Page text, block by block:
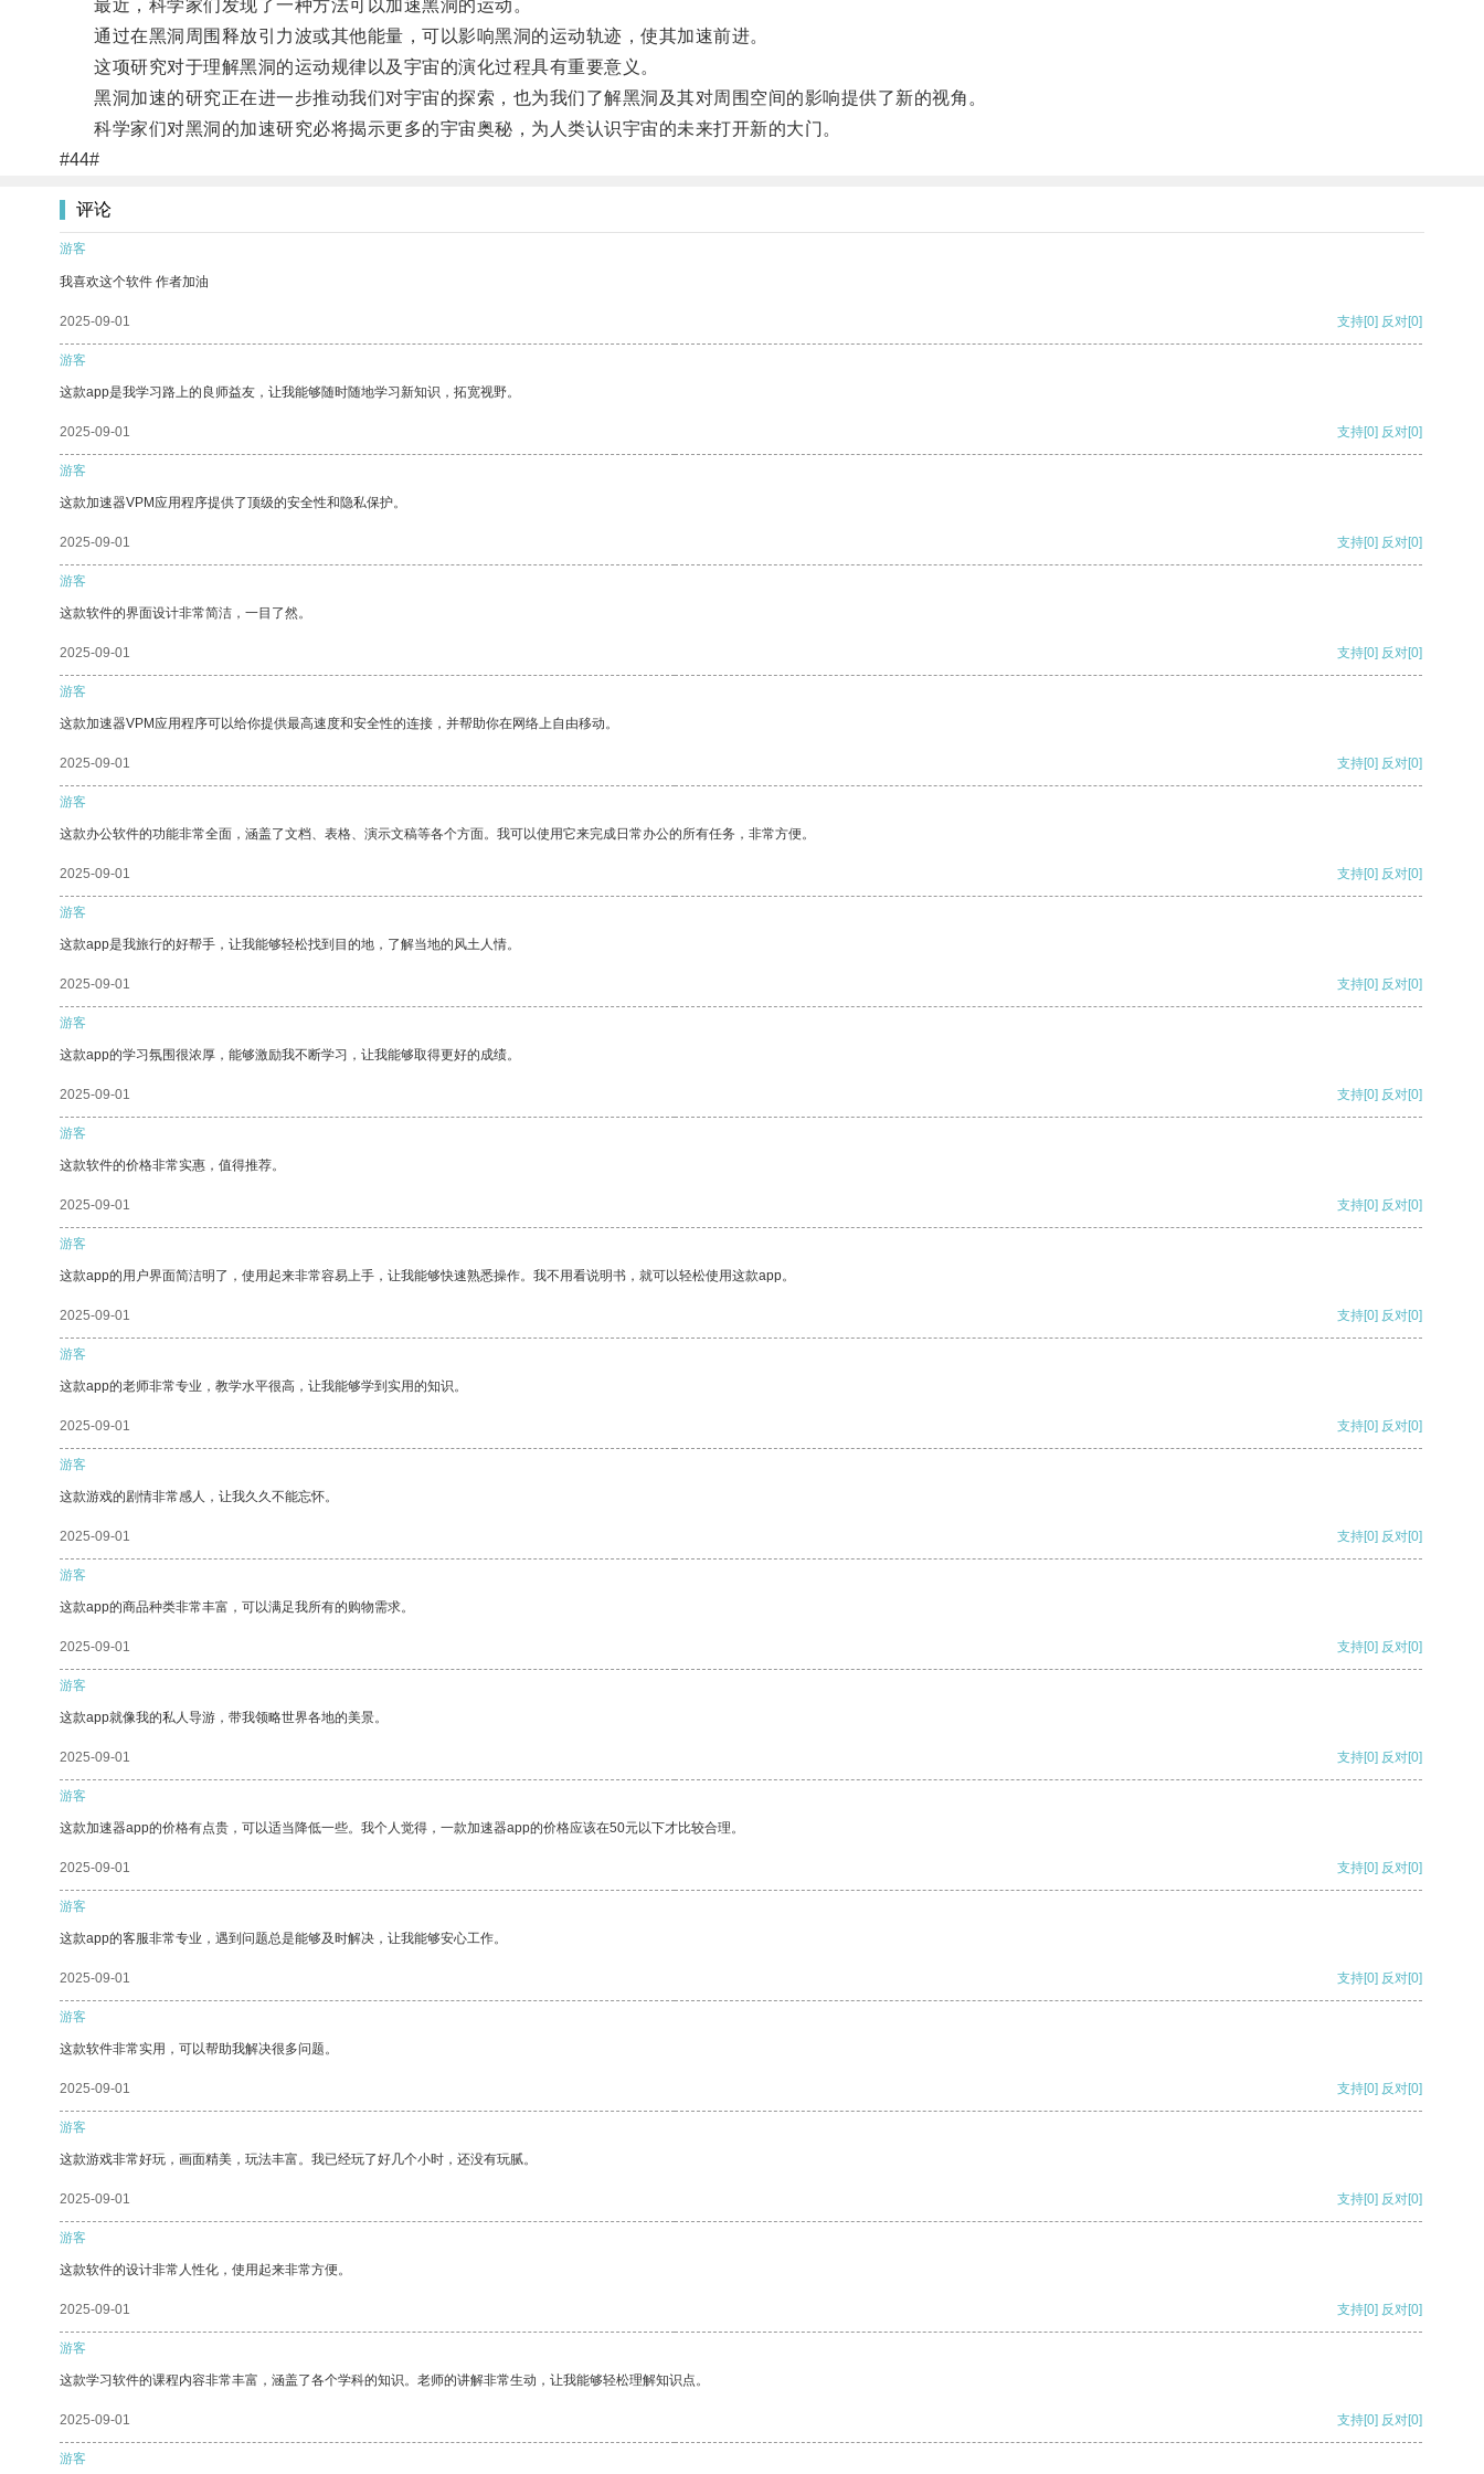
最近，科学家们发现了一种方法可以加速黑洞的运动。
通过在黑洞周围释放引力波或其他能量，可以影响黑洞的运动轨迹，使其加速前进。
这项研究对于理解黑洞的运动规律以及宇宙的演化过程具有重要意义。
黑洞加速的研究正在进一步推动我们对宇宙的探索，也为我们了解黑洞及其对周围空间的影响提供了新的视角。
科学家们对黑洞的加速研究必将揭示更多的宇宙奥秘，为人类认识宇宙的未来打开新的大门。
#44#
评论
游客
我喜欢这个软件 作者加油
2025-09-01 支持[0] 反对[0]
游客
这款app是我学习路上的良师益友，让我能够随时随地学习新知识，拓宽视野。
2025-09-01 支持[0] 反对[0]
游客
这款加速器VPM应用程序提供了顶级的安全性和隐私保护。
2025-09-01 支持[0] 反对[0]
游客
这款软件的界面设计非常简洁，一目了然。
2025-09-01 支持[0] 反对[0]
游客
这款加速器VPM应用程序可以给你提供最高速度和安全性的连接，并帮助你在网络上自由移动。
2025-09-01 支持[0] 反对[0]
游客
这款办公软件的功能非常全面，涵盖了文档、表格、演示文稿等各个方面。我可以使用它来完成日常办公的所有任务，非常方便。
2025-09-01 支持[0] 反对[0]
游客
这款app是我旅行的好帮手，让我能够轻松找到目的地，了解当地的风土人情。
2025-09-01 支持[0] 反对[0]
游客
这款app的学习氛围很浓厚，能够激励我不断学习，让我能够取得更好的成绩。
2025-09-01 支持[0] 反对[0]
游客
这款软件的价格非常实惠，值得推荐。
2025-09-01 支持[0] 反对[0]
游客
这款app的用户界面简洁明了，使用起来非常容易上手，让我能够快速熟悉操作。我不用看说明书，就可以轻松使用这款app。
2025-09-01 支持[0] 反对[0]
游客
这款app的老师非常专业，教学水平很高，让我能够学到实用的知识。
2025-09-01 支持[0] 反对[0]
游客
这款游戏的剧情非常感人，让我久久不能忘怀。
2025-09-01 支持[0] 反对[0]
游客
这款app的商品种类非常丰富，可以满足我所有的购物需求。
2025-09-01 支持[0] 反对[0]
游客
这款app就像我的私人导游，带我领略世界各地的美景。
2025-09-01 支持[0] 反对[0]
游客
这款加速器app的价格有点贵，可以适当降低一些。我个人觉得，一款加速器app的价格应该在50元以下才比较合理。
2025-09-01 支持[0] 反对[0]
游客
这款app的客服非常专业，遇到问题总是能够及时解决，让我能够安心工作。
2025-09-01 支持[0] 反对[0]
游客
这款软件非常实用，可以帮助我解决很多问题。
2025-09-01 支持[0] 反对[0]
游客
这款游戏非常好玩，画面精美，玩法丰富。我已经玩了好几个小时，还没有玩腻。
2025-09-01 支持[0] 反对[0]
游客
这款软件的设计非常人性化，使用起来非常方便。
2025-09-01 支持[0] 反对[0]
游客
这款学习软件的课程内容非常丰富，涵盖了各个学科的知识。老师的讲解非常生动，让我能够轻松理解知识点。
2025-09-01 支持[0] 反对[0]
游客